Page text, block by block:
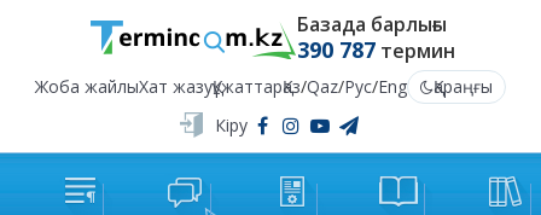
Базада барлығы
390 787термин
Жоба жайлыХат жазуҚұжаттарҚаз/Qaz/Рус/Eng
Қараңғы
Кіру